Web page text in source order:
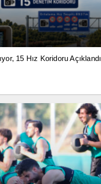
15 Hız Koridoru Açıklandı